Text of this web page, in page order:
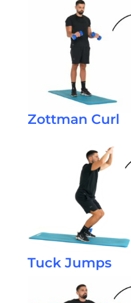
Zottman Curl
Tuck Jumps